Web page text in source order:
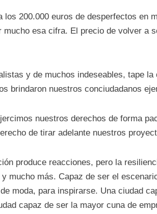
200.000 euros de desperfectos en
esa cifra. El precio de volver a
y de muchos indeseables, tape
brindaron nuestros conciudadanos
nuestros derechos de forma
de tirar adelante nuestros
produce reacciones, pero la
mucho más. Capaz de ser el
moda, para inspirarse. Una ciudad
capaz de ser la mayor cuna de